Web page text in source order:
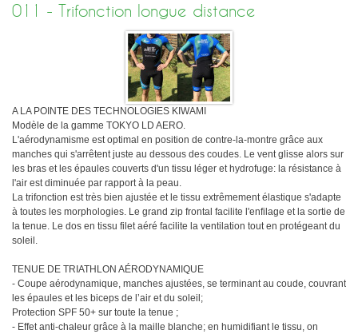
011 - Trifonction longue distance
A LA POINTE DES TECHNOLOGIES KIWAMI
Modèle de la gamme TOKYO LD AERO.
L'aérodynamisme est optimal en position de contre-la-montre grâce aux
manches qui s'arrêtent juste au dessous des coudes. Le vent glisse alors sur
les bras et les épaules couverts d'un tissu léger et hydrofuge: la résistance à
l'air est diminuée par rapport à la peau.
La trifonction est très bien ajustée et le tissu extrêmement élastique s'adapte
à toutes les morphologies. Le grand zip frontal facilite l'enfilage et la sortie de
la tenue. Le dos en tissu filet aéré facilite la ventilation tout en protégeant du
soleil.
TENUE DE TRIATHLON AÉRODYNAMIQUE
- Coupe aérodynamique, manches ajustées, se terminant au coude, couvrant
les épaules et les biceps de l’air et du soleil;
Protection SPF 50+ sur toute la tenue ;
- Effet anti-chaleur grâce à la maille blanche; en humidifiant le tissu, on